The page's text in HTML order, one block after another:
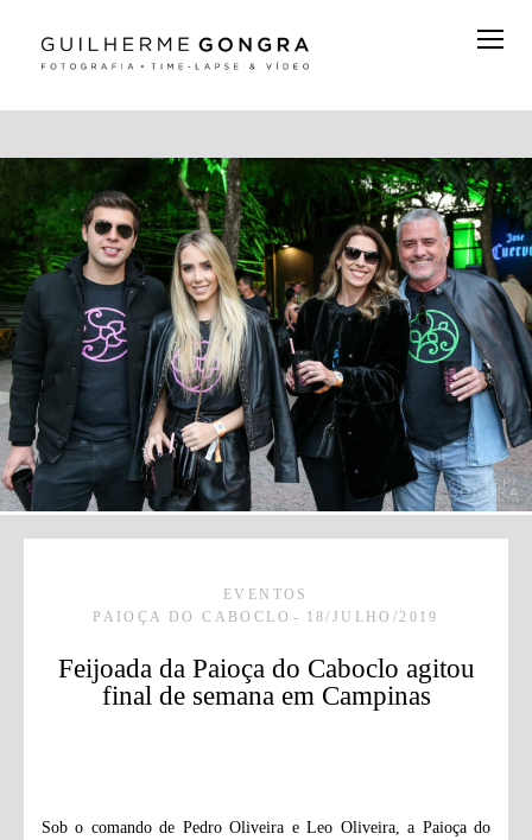
EVENTOS
PAIOÇA DO CABOCLO
18/JULHO/2019
Feijoada da Paioça do Caboclo agitou
final de semana em Campinas
Sob o comando de Pedro Oliveira e Leo Oliveira, a Paioça do